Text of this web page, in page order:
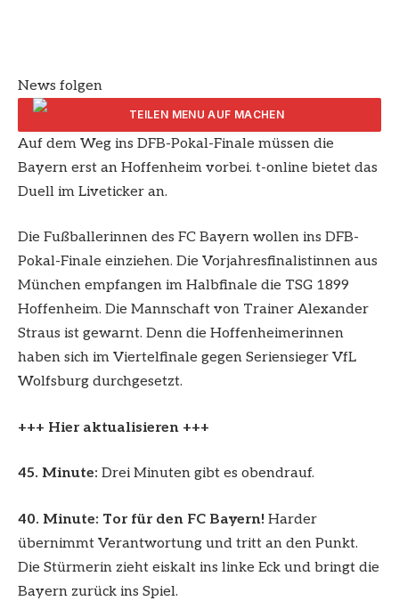
News folgen
ARTIKEL TEILEN
Auf dem Weg ins DFB-Pokal-Finale müssen die
Bayern erst an Hoffenheim vorbei. t-online bietet das
Duell im Liveticker an.
Die Fußballerinnen des FC Bayern wollen ins DFB-
Pokal-Finale einziehen. Die Vorjahresfinalistinnen aus
München empfangen im Halbfinale die TSG 1899
Hoffenheim. Die Mannschaft von Trainer Alexander
Straus ist gewarnt. Denn die Hoffenheimerinnen
haben sich im Viertelfinale gegen Seriensieger VfL
Wolfsburg durchgesetzt.
+++ Hier aktualisieren +++
45. Minute: Drei Minuten gibt es obendrauf.
40. Minute: Tor für den FC Bayern! Harder
übernimmt Verantwortung und tritt an den Punkt.
Die Stürmerin zieht eiskalt ins linke Eck und bringt die
Bayern zurück ins Spiel.